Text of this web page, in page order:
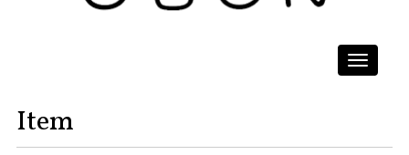
Toggle
Item